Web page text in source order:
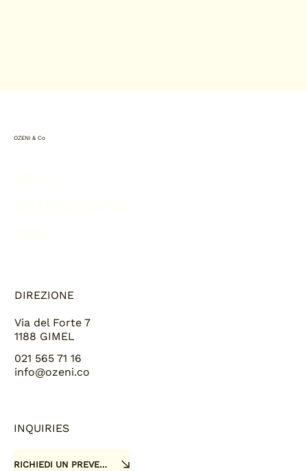
OZENI & Co
DIREZIONE
Via del Forte 7
1188 GIMEL
021 565 71 16
info@ozeni.co
INQUIRIES
RICHIEDI UN PREVENTIVO